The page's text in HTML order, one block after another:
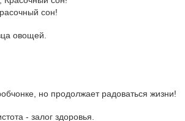
сон!
овощей.
но продолжает радоваться жизни!